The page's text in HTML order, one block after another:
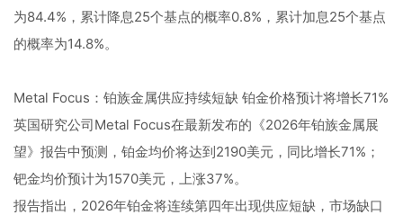
为84.4%，累计降息25个基点的概率0.8%，累计加息25个基点
的概率为14.8%。
Metal Focus：铂族金属供应持续短缺 铂金价格预计将增长71%
英国研究公司Metal Focus在最新发布的《2026年铂族金属展
望》报告中预测，铂金均价将达到2190美元，同比增长71%；
钯金均价预计为1570美元，上涨37%。
报告指出，2026年铂金将连续第四年出现供应短缺，市场缺口